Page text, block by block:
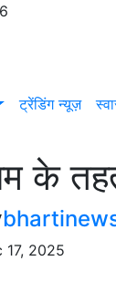
ट्रेंडिंग न्यूज़
के
17, 2025